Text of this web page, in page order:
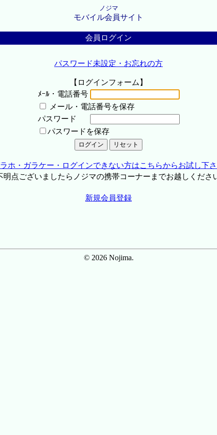
ノジマ
モバイル会員サイト
会員ログイン
パスワード未設定・お忘れの方
【ログインフォーム】
ﾒｰﾙ・電話番号
メール・電話番号を保存
パスワード
パスワードを保存
ホ・ガラケー・ログインできない方はこちらからお試し下
点ございましたらノジマの携帯コーナーまでお越しくださ
新規会員登録
© 2026 Nojima.